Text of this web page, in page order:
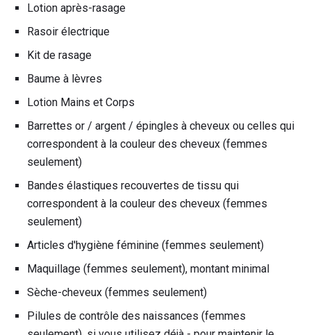
Lotion après-rasage
Rasoir électrique
Kit de rasage
Baume à lèvres
Lotion Mains et Corps
Barrettes or / argent / épingles à cheveux ou celles qui
correspondent à la couleur des cheveux (femmes
seulement)
Bandes élastiques recouvertes de tissu qui
correspondent à la couleur des cheveux (femmes
seulement)
Articles d'hygiène féminine (femmes seulement)
Maquillage (femmes seulement), montant minimal
Sèche-cheveux (femmes seulement)
Pilules de contrôle des naissances (femmes